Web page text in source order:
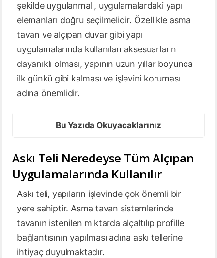
şekilde uygulanmalı, uygulamalardaki yapı
elemanları doğru seçilmelidir. Özellikle asma
tavan ve alçıpan duvar gibi yapı
uygulamalarında kullanılan aksesuarların
dayanıklı olması, yapının uzun yıllar boyunca
ilk günkü gibi kalması ve işlevini koruması
adına önemlidir.
Bu Yazıda Okuyacaklarınız
Askı Teli Neredeyse Tüm Alçıpan
Uygulamalarında Kullanılır
Askı teli, yapıların işlevinde çok önemli bir
yere sahiptir. Asma tavan sistemlerinde
tavanın istenilen miktarda alçaltılıp profille
bağlantısının yapılması adına askı tellerine
ihtiyaç duyulmaktadır.